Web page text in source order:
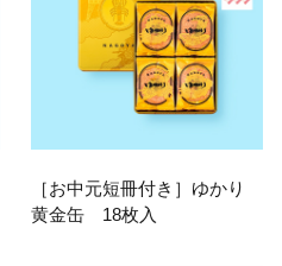
［お中元短冊付き］ゆかり
黄金缶 18枚入